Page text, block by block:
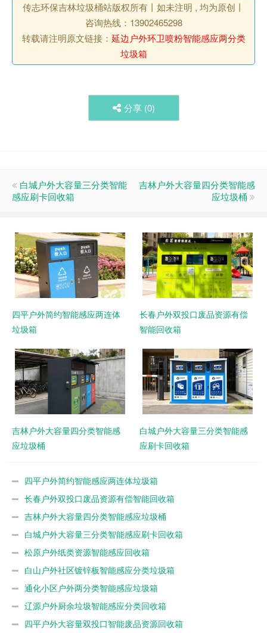
传志环保吉林垃圾桶站版权所有丨如未注明 , 均为原创丨
咨询热线：13902465298
转载请注明原文链接： 延边户外环卫喷粉智能感应两分类
垃圾箱
分享 (0)
白城户外大容量三分类智能
感应刷卡回收箱
吉林户外大容量四分类智能感
应垃圾桶
四平户外简约智能感应两连体
垃圾箱
长春户外双投口废品资源有偿
智能回收箱
吉林户外大容量四分类智能感
应垃圾桶
白城户外大容量三分类智能感
应刷卡回收箱
四平户外简约智能感应两连体垃圾箱
长春户外双投口废品资源有偿智能回收箱
吉林户外大容量四分类智能感应垃圾桶
白城户外大容量三分类智能感应刷卡回收箱
松原户外纸类资源智能感应回收箱
白山户外社区镀锌板智能感应分类垃圾箱
通化小区户外两分类智能感应垃圾箱
辽源户外厨余垃圾智能感应分类回收箱
四平户外大容量双投口智能废品资源回收箱